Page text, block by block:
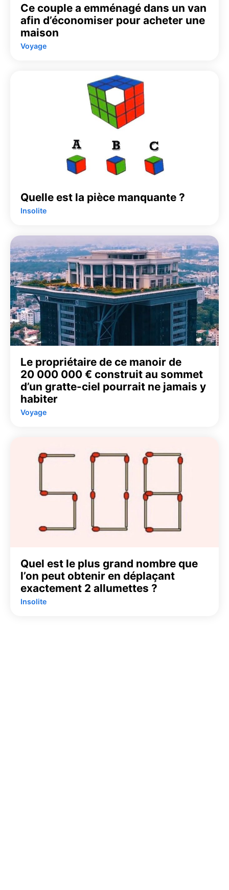
Ce couple a emménagé dans un van
afin d’économiser pour acheter une
maison
Voyage
Quelle est la pièce manquante ?
Insolite
Le propriétaire de ce manoir de
20 000 000 € construit au sommet
d’un gratte-ciel pourrait ne jamais y
habiter
Voyage
Quel est le plus grand nombre que
l’on peut obtenir en déplaçant
exactement 2 allumettes ?
Insolite